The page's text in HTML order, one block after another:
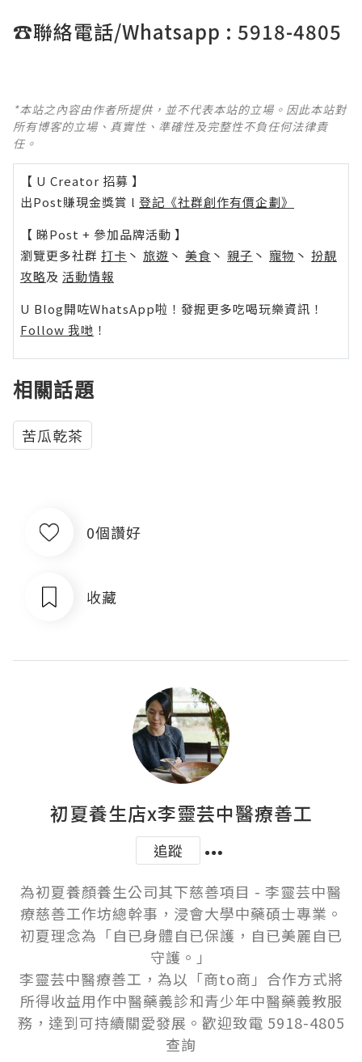
☎聯絡電話/Whatsapp : 5918-4805
*本站之內容由作者所提供，並不代表本站的立場。因此本站對
所有博客的立場、真實性、準確性及完整性不負任何法律責
任。
【 U Creator 招募 】
出Post賺現金獎賞 l 登記《社群創作有價企劃》
【 睇Post + 參加品牌活動 】
瀏覽更多社群 打卡 丶 旅遊 丶 美食 丶 親子 丶 寵物 丶 扮靚
攻略及 活動情報
U Blog開咗WhatsApp啦！發掘更多吃喝玩樂資訊！
Follow 我哋 ！
相關話題
苦瓜乾茶
0個讚好
收藏
初夏養生店x李靈芸中醫療善工
追蹤
為初夏養顏養生公司其下慈善項目 - 李靈芸中醫
療慈善工作坊總幹事，浸會大學中藥碩士專業。
初夏理念為「自已身體自已保護，自已美麗自已
守護。」
李靈芸中醫療善工，為以「商to商」合作方式將
所得收益用作中醫藥義診和青少年中醫藥義教服
務，達到可持續關愛發展。歡迎致電 5918-4805
查詢